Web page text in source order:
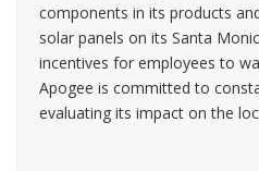
components in its products
solar panels on its Santa
incentives for employees to
Apogee is committed to
evaluating its impact on the